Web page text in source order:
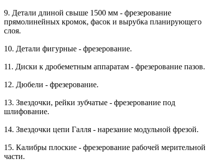
9. Детали длиной свыше 1500 мм - фрезерование
прямолинейных кромок, фасок и вырубка планирующего
слоя.
10. Детали фигурные - фрезерование.
11. Диски к дробеметным аппаратам - фрезерование пазов.
12. Дюбели - фрезерование.
13. Звездочки, рейки зубчатые - фрезерование под
шлифование.
14. Звездочки цепи Галля - нарезание модульной фрезой.
15. Калибры плоские - фрезерование рабочей мерительной
части.